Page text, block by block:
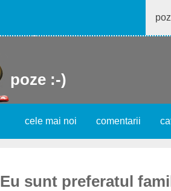
poze :-)
cele mai noi comentarii
Eu sunt preferatul